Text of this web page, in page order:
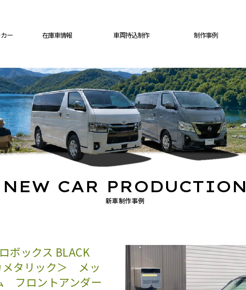
ー 在庫車情報 車両持込制作 制作事例
新車制作事例
NEW CAR PRODUCTION
ボックス BLACK
メタリック＞ メッ
フロントアンダー